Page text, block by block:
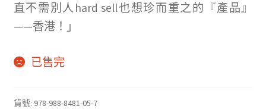
直不需別人hard sell也想珍而重之的『產品』
——香港！」
已售完
貨號: 978-988-8481-05-7